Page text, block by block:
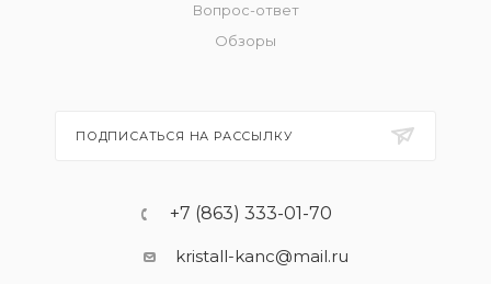
Вопрос-ответ
Обзоры
ПОДПИСАТЬСЯ НА РАССЫЛКУ
+7 (863) 333-01-70
kristall-kanc@mail.ru